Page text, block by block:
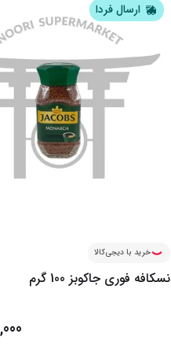
ارسال فردا
خرید با دیجی‌کالا
نسکافه فوری جاکوبز 100 گرم